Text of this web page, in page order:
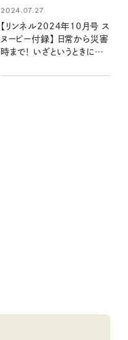
2024.07.27
【リンネル2024年10月号 ス
ヌーピー付録】 日常から災害
時まで！ いざというときに便
売リンネル2024年10月号